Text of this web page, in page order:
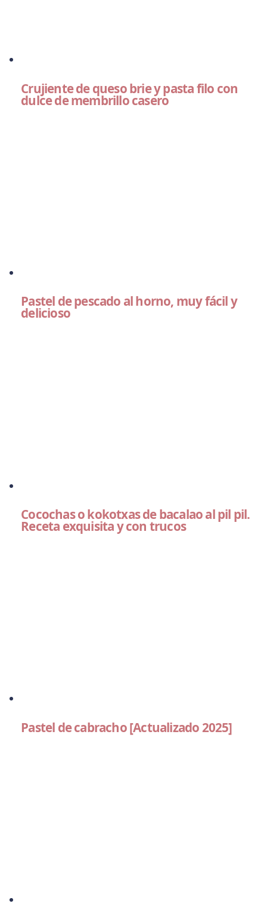
Crujiente de queso brie y pasta filo con
dulce de membrillo casero
Pastel de pescado al horno, muy fácil y
delicioso
Cocochas o kokotxas de bacalao al pil pil.
Receta exquisita y con trucos
Pastel de cabracho [Actualizado 2025]